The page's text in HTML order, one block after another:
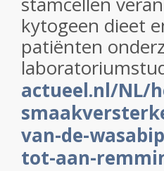
kytogeen dieet
patiënten
actueel.nl/NL/
van-de-
tot-aan-